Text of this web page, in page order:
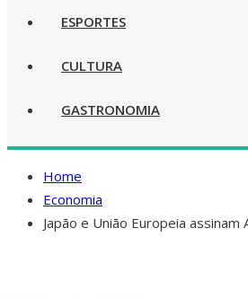
ESPORTES
CULTURA
GASTRONOMIA
Home
Economia
Japão e União Europeia